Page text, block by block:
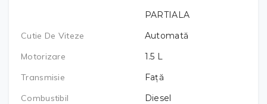
PARTIALA
Cutie De Viteze
Automată
Motorizare
1.5 L
Transmisie
Față
Combustibil
Diesel